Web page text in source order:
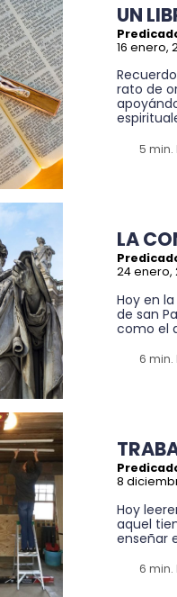
UN
16 enero,
rato de
5 min.
LA
24 enero,
Hoy en
de san
como el
6 min.
8
Hoy
aquel
enseñar
6 min.